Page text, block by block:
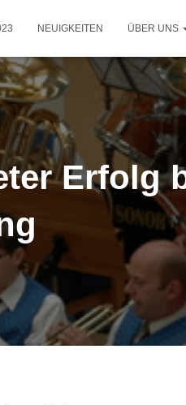
NEUIGKEITEN ÜBER UNS
Erfolg